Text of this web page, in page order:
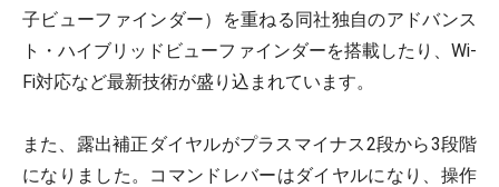
子ビューファインダー）を重ねる同社独自のアドバンス
ト・ハイブリッドビューファインダーを搭載したり、Wi-
Fi対応など最新技術が盛り込まれています。
また、露出補正ダイヤルがプラスマイナス2段から3段階
になりました。コマンドレバーはダイヤルになり、操作